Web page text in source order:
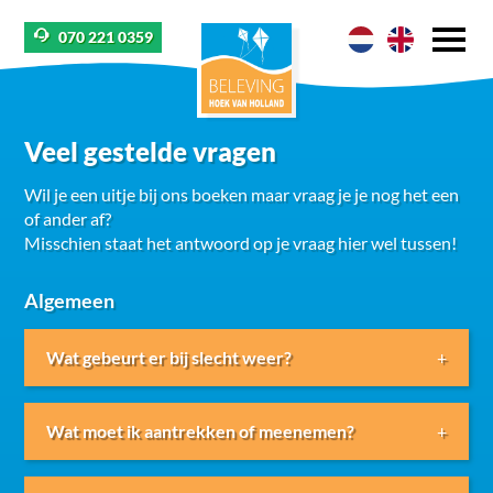
070 221 0359
Veel gestelde vragen
Wil je een uitje bij ons boeken maar vraag je je nog het een
of ander af?
Misschien staat het antwoord op je vraag hier wel tussen!
Algemeen
Wat gebeurt er bij slecht weer?
komen. Wanneer het regent maar het ernaar uitziet
dat het binnen een half uur weer droog is, kunnen we
Wat moet ik aantrekken of meenemen?